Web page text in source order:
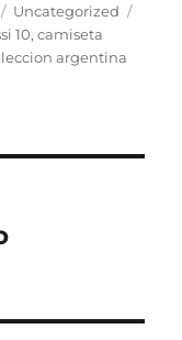
Categorías
Uncategorized
10,camiseta
argentina